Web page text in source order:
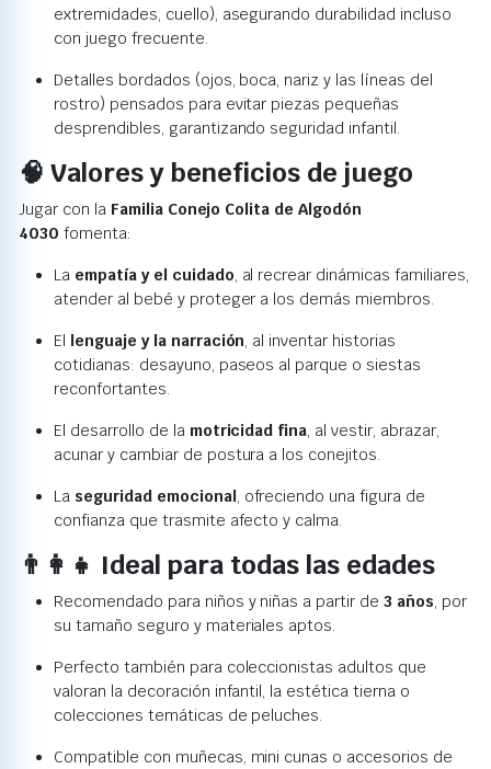
extremidades, cuello), asegurando durabilidad incluso
con juego frecuente.
Detalles bordados (ojos, boca, nariz y las líneas del
rostro) pensados para evitar piezas pequeñas
desprendibles, garantizando seguridad infantil.
🧠 Valores y beneficios de juego
Jugar con la Familia Conejo Colita de Algodón
4030 fomenta:
La empatía y el cuidado, al recrear dinámicas familiares,
atender al bebé y proteger a los demás miembros.
El lenguaje y la narración, al inventar historias
cotidianas: desayuno, paseos al parque o siestas
reconfortantes.
El desarrollo de la motricidad fina, al vestir, abrazar,
acunar y cambiar de postura a los conejitos.
La seguridad emocional, ofreciendo una figura de
confianza que trasmite afecto y calma.
👨‍👩‍👧 Ideal para todas las edades
Recomendado para niños y niñas a partir de 3 años, por
su tamaño seguro y materiales aptos.
Perfecto también para coleccionistas adultos que
valoran la decoración infantil, la estética tierna o
colecciones temáticas de peluches.
Compatible con muñecas, mini cunas o accesorios de